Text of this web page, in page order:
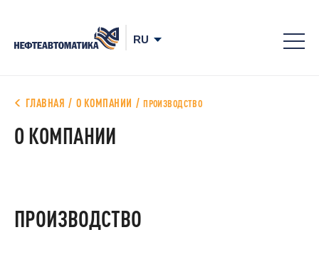
ГЛАВНАЯ О КОМПАНИИ ПРОИЗВОДСТВО
О КОМПАНИИ
ПРОИЗВОДСТВО